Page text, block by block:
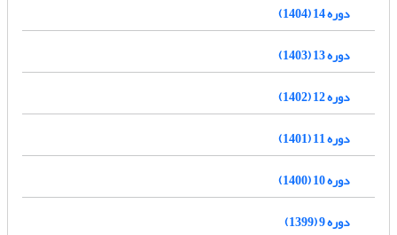
دوره 14 (1404)
دوره 13 (1403)
دوره 12 (1402)
دوره 11 (1401)
دوره 10 (1400)
دوره 9 (1399)